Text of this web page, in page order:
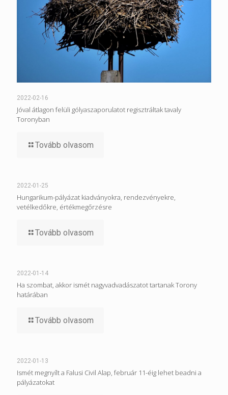
2022-02-16
Jóval átlagon felüli gólyaszaporulatot regisztráltak tavaly
Toronyban
Tovább olvasom
2022-01-25
Hungarikum-pályázat kiadványokra, rendezvényekre,
vetélkedőkre, értékmegőrzésre
Tovább olvasom
2022-01-14
Ha szombat, akkor ismét nagyvadvadászatot tartanak Torony
határában
Tovább olvasom
2022-01-13
Ismét megnyílt a Falusi Civil Alap, február 11-éig lehet beadni a
pályázatokat